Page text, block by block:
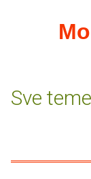
Sve teme